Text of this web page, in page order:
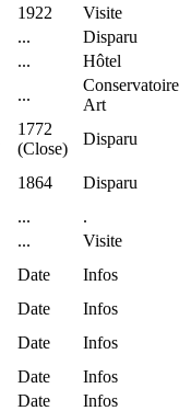
1922
Visite
...
Disparu
...
Hôtel
...
Conservatoire
Art
1772
(Close)
Disparu
1864
Disparu
...
.
...
Visite
Date
Infos
Date
Infos
Date
Infos
Date
Infos
Date
Infos